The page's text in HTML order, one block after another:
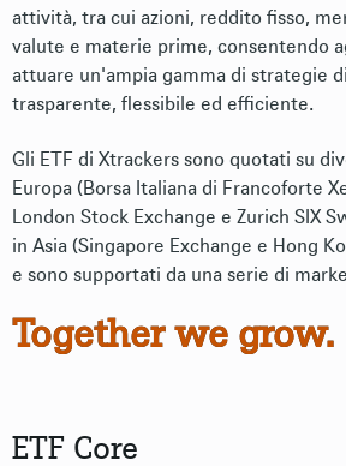
attività, tra cui azioni, reddito fisso,
valute e materie prime, consentendo
attuare un'ampia gamma di strategie
trasparente, flessibile ed efficiente.
Gli ETF di Xtrackers sono quotati su
Europa (Borsa Italiana di Francoforte
London Stock Exchange e Zurich SIX
in Asia (Singapore Exchange e Hong
e sono supportati da una serie di
Together we grow.
ETF Core